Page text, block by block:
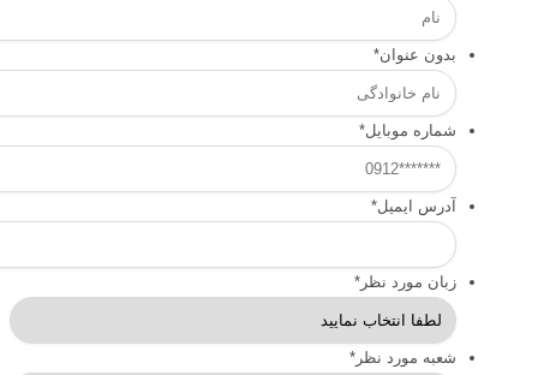
بدون عنوان*
شماره موبایل*
آدرس ایمیل*
زبان مورد نظر *
شعبه مورد نظر *